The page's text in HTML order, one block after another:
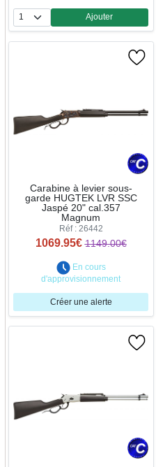
Quantité
Ajouter
Carabine à levier sous-
garde HUGTEK LVR SSC
Jaspé 20" cal.357
Magnum
Réf : 26442
1069.95€ 1149.00€
En cours
d'approvisionnement
Créer une alerte